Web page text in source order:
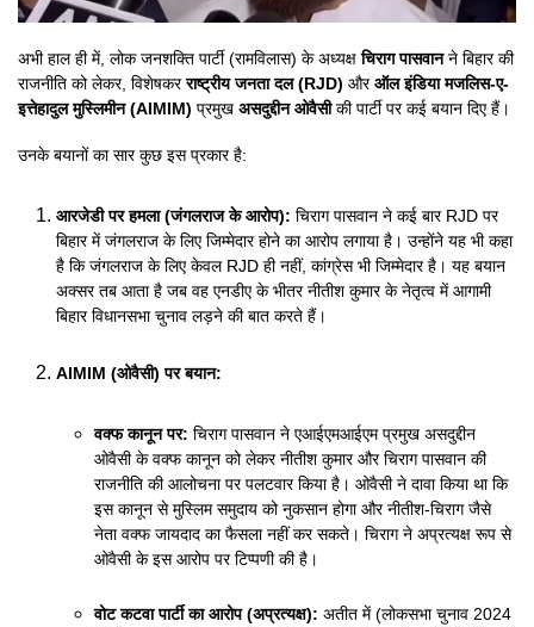
अभी हाल ही में, लोक जनशक्ति पार्टी (रामविलास) के अध्यक्षचिराग पासवानने बिहार की
राजनीति को लेकर, विशेषकरराष्ट्रीय जनता दल (RJD) औरऑल इंडिया मजलिस-ए-
इत्तेहादुल मुस्लिमीन (AIMIM) प्रमुख असदुद्दीन ओवैसीकी पार्टी पर कई बयान दिए हैं।
उनके बयानों का सार कुछ इस प्रकार है:
आरजेडी पर हमला (जंगलराज के आरोप): चिराग पासवान ने कई बार RJD पर
बिहार में जंगलराज के लिए जिम्मेदार होने का आरोप लगाया है। उन्होंने यह भी कहा
है कि जंगलराज के लिए केवल RJD ही नहीं, कांग्रेस भी जिम्मेदार है। यह बयान
अक्सर तब आता है जब वह एनडीए के भीतर नीतीश कुमार के नेतृत्व में आगामी
बिहार विधानसभा चुनाव लड़ने की बात करते हैं।
AIMIM (ओवैसी) पर बयान:
वक्फ कानून पर: चिराग पासवान ने एआईएमआईएम प्रमुख असदुद्दीन
ओवैसी के वक्फ कानून को लेकर नीतीश कुमार और चिराग पासवान की
राजनीति की आलोचना पर पलटवार किया है। ओवैसी ने दावा किया था कि
इस कानून से मुस्लिम समुदाय को नुकसान होगा और नीतीश-चिराग जैसे
नेता वक्फ जायदाद का फैसला नहीं कर सकते। चिराग ने अप्रत्यक्ष रूप से
ओवैसी के इस आरोप पर टिप्पणी की है।
वोट कटवा पार्टी का आरोप (अप्रत्यक्ष): अतीत में (लोकसभा चुनाव 2024